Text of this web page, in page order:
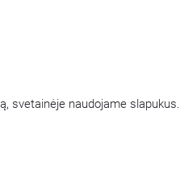
svetainėje naudojame slapukus.